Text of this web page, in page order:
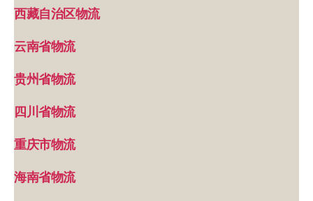
西藏自治区物流
云南省物流
贵州省物流
四川省物流
重庆市物流
海南省物流